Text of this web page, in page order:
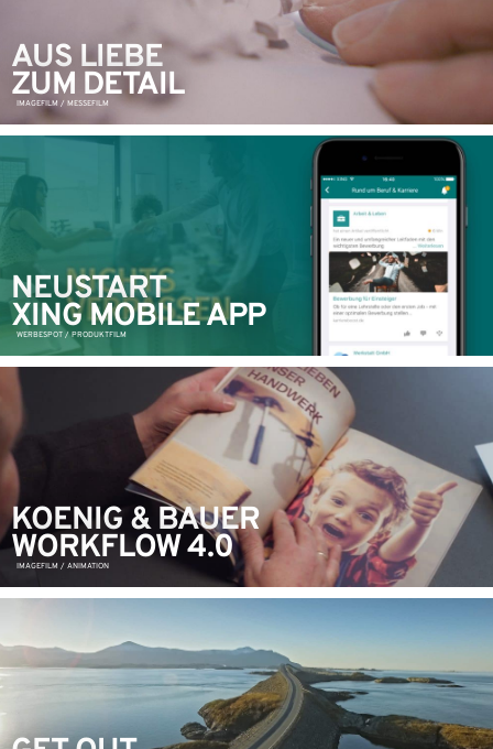
AUS LIEBE
ZUM DETAIL
IMAGEFILM / MESSEFILM
NEUSTART
XING MOBILE APP
WERBESPOT / PRODUKTFILM
KOENIG & BAUER
WORKFLOW 4.0
IMAGEFILM / ANIMATION